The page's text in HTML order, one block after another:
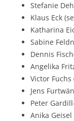
Stefanie
Klaus Eck
Katharina
Sabine
Dennis
Angelika
Victor Fuchs
Jens
Peter
Anika